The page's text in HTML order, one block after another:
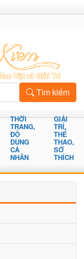
Tìm kiếm
THỜI
TRANG,
ĐỒ
DÙNG
CÁ
NHÂN
GIẢI
TRÍ,
THỂ
THAO,
SỞ
THÍCH